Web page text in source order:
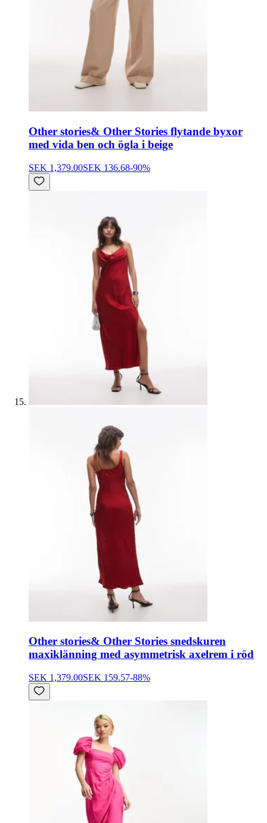
Other stories& Other Stories flytande byxor
med vida ben och ögla i beige
SEK 1,379.00SEK 136.68-90%
Other stories& Other Stories snedskuren
maxiklänning med asymmetrisk axelrem i röd
SEK 1,379.00SEK 159.57-88%